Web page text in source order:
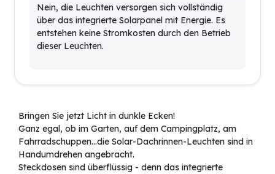
Nein, die Leuchten versorgen sich vollständig
über das integrierte Solarpanel mit Energie. Es
entstehen keine Stromkosten durch den Betrieb
dieser Leuchten.
Bringen Sie jetzt Licht in dunkle Ecken!
Ganz egal, ob im Garten, auf dem Campingplatz, am
Fahrradschuppen…die Solar-Dachrinnen-Leuchten sind in
Handumdrehen angebracht.
Steckdosen sind überflüssig - denn das integrierte